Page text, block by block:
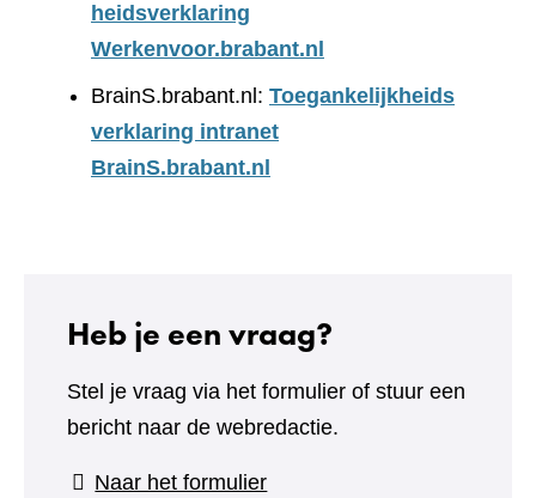
heidsverklaring
Werkenvoor.brabant.nl
BrainS.brabant.nl: Toegankelijkheids
verklaring intranet
BrainS.brabant.nl
Heb je een vraag?
Stel je vraag via het formulier of stuur een
bericht naar de webredactie.
Naar het formulier(verwijst